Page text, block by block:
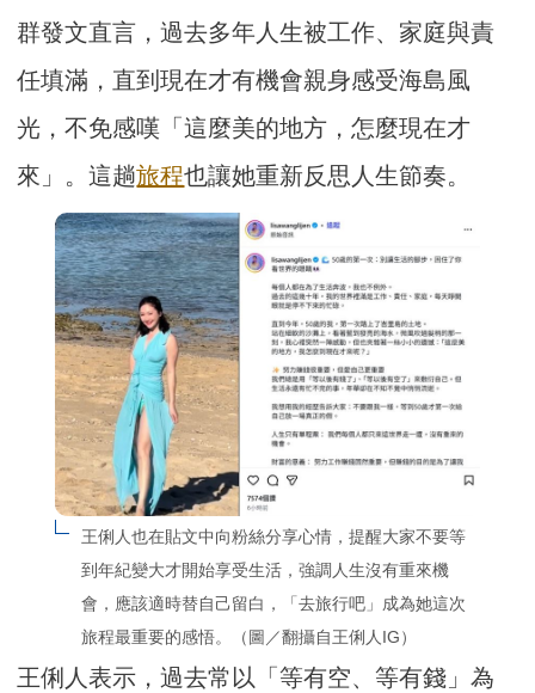
群發文直言，過去多年人生被工作、家庭與責
任填滿，直到現在才有機會親身感受海島風
光，不免感嘆「這麼美的地方，怎麼現在才
來」。這趟旅程也讓她重新反思人生節奏。
王俐人也在貼文中向粉絲分享心情，提醒大家不要等
到年紀變大才開始享受生活，強調人生沒有重來機
會，應該適時替自己留白，「去旅行吧」成為她這次
旅程最重要的感悟。（圖／翻攝自王俐人IG）
王俐人表示，過去常以「等有空、等有錢」為